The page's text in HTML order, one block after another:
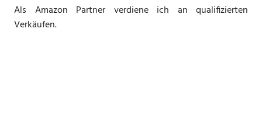
Als Amazon Partner verdiene ich an qualifizierten
Verkäufen.